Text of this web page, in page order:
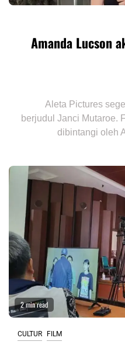
Amanda Lucson
Aleta Pictures
berjudul Janci Mutaroe.
dibintangi oleh
2 min read
CULTUR FILM